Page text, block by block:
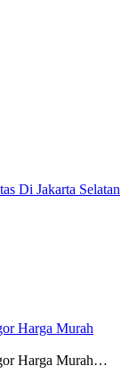
Di Jakarta Selatan
Harga Murah
Harga Murah…